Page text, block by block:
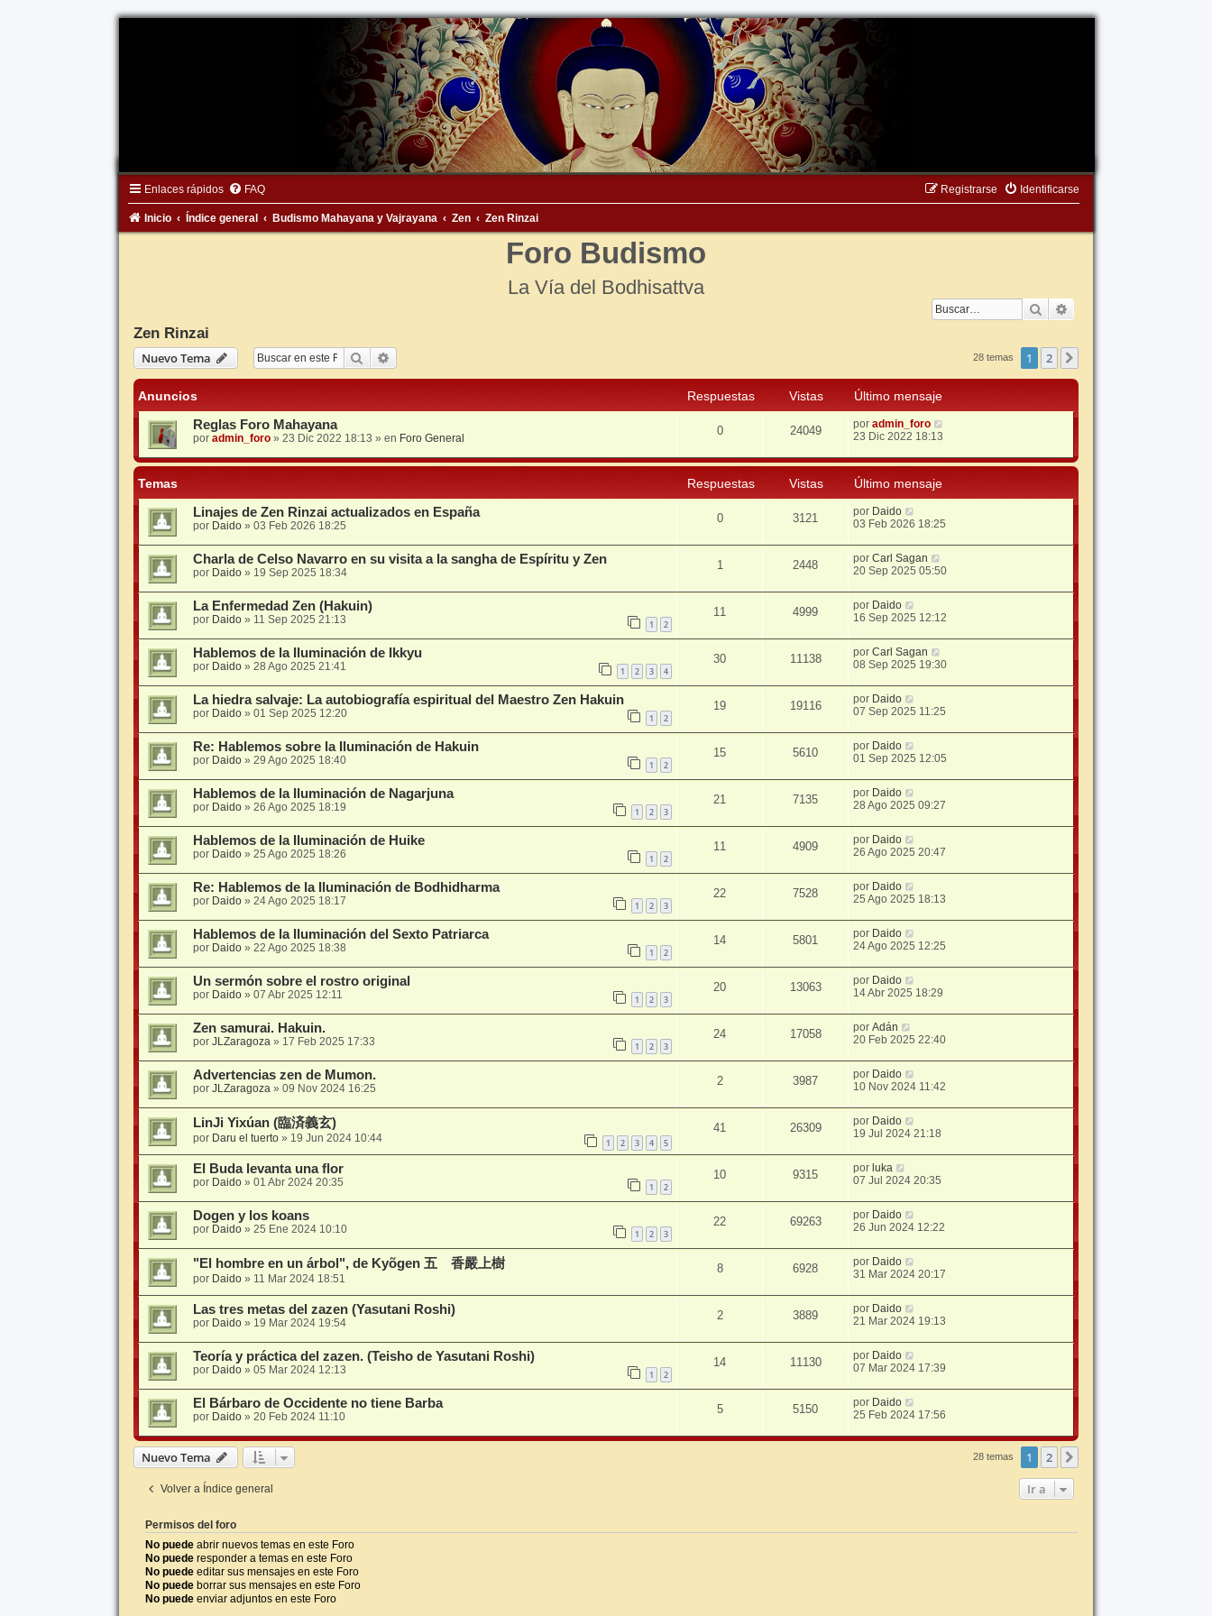
Enlaces rápidos FAQ Identificarse
Registrarse
Inicio Índice general Budismo Mahayana y Vajrayana Zen Zen Rinzai
Foro Budismo
La Vía del Bodhisattva
Buscar
Zen Rinzai
Nuevo Tema
Buscar 28 temas 1 2
Anuncios Respuestas Vistas
Último mensaje
Reglas Foro Mahayana
por admin_foro» 23 Dic 2022 18:13 » en Foro General
0 24049 poradmin_foro
23 Dic 2022 18:13
Temas Respuestas Vistas
Último mensaje
Linajes de Zen Rinzai actualizados en España
por Daido» 03 Feb 2026 18:25
0 3121 por Daido
03 Feb 2026 18:25
Charla de Celso Navarro en su visita a la sangha de Espíritu y Zen
por Daido» 19 Sep 2025 18:34
1 2448 porCarl Sagan
20 Sep 2025 05:50
La Enfermedad Zen (Hakuin)
por Daido» 11 Sep 2025 21:13 1 2
11 4999 por Daido
16 Sep 2025 12:12
Hablemos de la Iluminación de Ikkyu
por Daido» 28 Ago 2025 21:41 1 2 3 4
30 11138 porCarl Sagan
08 Sep 2025 19:30
La hiedra salvaje: La autobiografía espiritual del Maestro Zen Hakuin
por Daido» 01 Sep 2025 12:20 1 2
19 19116 por Daido
07 Sep 2025 11:25
Re: Hablemos sobre la Iluminación de Hakuin
por Daido» 29 Ago 2025 18:40 1 2
15 5610 por Daido
01 Sep 2025 12:05
Hablemos de la Iluminación de Nagarjuna
por Daido» 26 Ago 2025 18:19 1 2 3
21 7135 por Daido
28 Ago 2025 09:27
Hablemos de la Iluminación de Huike
por Daido» 25 Ago 2025 18:26 1 2
11 4909 por Daido
26 Ago 2025 20:47
Re: Hablemos de la Iluminación de Bodhidharma
por Daido» 24 Ago 2025 18:17 1 2 3
22 7528 por Daido
25 Ago 2025 18:13
Hablemos de la Iluminación del Sexto Patriarca
por Daido» 22 Ago 2025 18:38 1 2
14 5801 por Daido
24 Ago 2025 12:25
Un sermón sobre el rostro original
por Daido» 07 Abr 2025 12:11 1 2 3
20 13063 por Daido
14 Abr 2025 18:29
Zen samurai. Hakuin.
por JLZaragoza» 17 Feb 2025 17:33 1 2 3
24 17058 porAdán
20 Feb 2025 22:40
Advertencias zen de Mumon.
por JLZaragoza» 09 Nov 2024 16:25
2 3987 por Daido
10 Nov 2024 11:42
LinJi Yixúan (臨済義玄)
por Daru el tuerto» 19 Jun 2024 10:44 1 2 3 4 5
41 26309 por Daido
19 Jul 2024 21:18
El Buda levanta una flor
por Daido» 01 Abr 2024 20:35 1 2
10 9315 por luka
07 Jul 2024 20:35
Dogen y los koans
por Daido» 25 Ene 2024 10:10 1 2 3
22 69263 por Daido
26 Jun 2024 12:22
"El hombre en un árbol", de Kyõgen 五 香嚴上樹
por Daido» 11 Mar 2024 18:51
8 6928 por Daido
31 Mar 2024 20:17
Las tres metas del zazen (Yasutani Roshi)
por Daido» 19 Mar 2024 19:54
2 3889 por Daido
21 Mar 2024 19:13
Teoría y práctica del zazen. (Teisho de Yasutani Roshi)
por Daido» 05 Mar 2024 12:13 1 2
14 11130 por Daido
07 Mar 2024 17:39
El Bárbaro de Occidente no tiene Barba
por Daido» 20 Feb 2024 11:10
5 5150 por Daido
25 Feb 2024 17:56
Nuevo Tema 28 temas 1 2
Volver a Índice general Ir a
Permisos del foro
No puedeabrir nuevos temas en este Foro
No puederesponder a temas en este Foro
No puedeeditar sus mensajes en este Foro
No puedeborrar sus mensajes en este Foro
No puedeenviar adjuntos en este Foro